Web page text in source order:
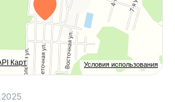
Условия использования
Карт